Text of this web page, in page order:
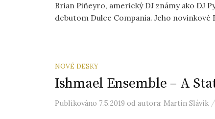
Brian Piñeyro, americký DJ známy ako DJ
debutom Dulce Compania. Jeho
NOVÉ DESKY
Ishmael Ensemble – A
Publikováno 7.5.2019 od autora: Martin Slávik /